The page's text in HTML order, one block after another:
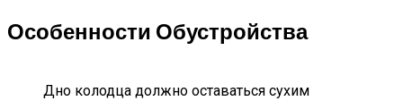
Особенности Обустройства
Дно колодца должно оставаться сухим